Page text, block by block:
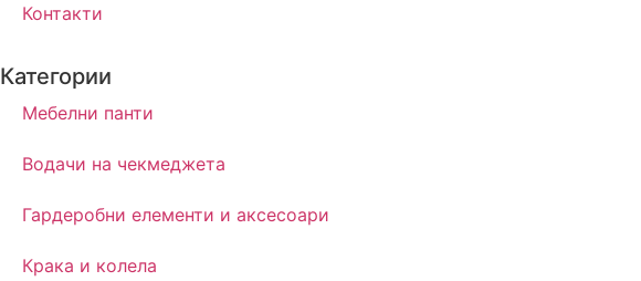
Контакти
Категории
Мебелни панти
Водачи на чекмеджета
Гардеробни елементи и аксесоари
Крака и колела